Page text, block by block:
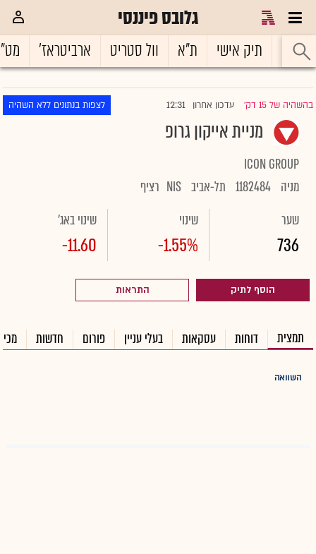
גלובס פיננסי
ראשי תיק אישי ת"א וול סטריט ארביטראז'
בהשהיה של 15 דק' |עדכון אחרון 12:31 לצפות בנתונים ללא השהיה
מניית אייקון גרופ
ICON GROUP
מניה 1182484 תל-אביב NIS רציף
שער
736
שינוי
-1.55%
שינוי באג'
-11.60
הוסף לתיק התראות
תמצית דוחות עסקאות בעלי עניין פורום חדשות
השוואה